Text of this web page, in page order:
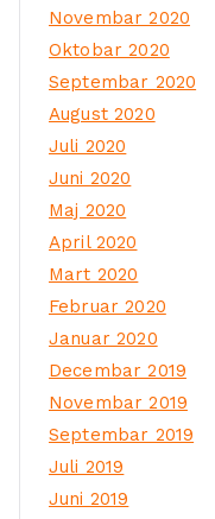
Novembar 2020
Oktobar 2020
Septembar 2020
August 2020
Juli 2020
Juni 2020
Maj 2020
April 2020
Mart 2020
Februar 2020
Januar 2020
Decembar 2019
Novembar 2019
Septembar 2019
Juli 2019
Juni 2019